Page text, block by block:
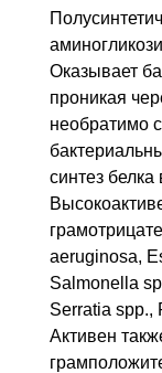
Оказывает
проникая
необратимо
синтез белка
aeruginosa,
Salmonella
Serratia spp.,
Активен